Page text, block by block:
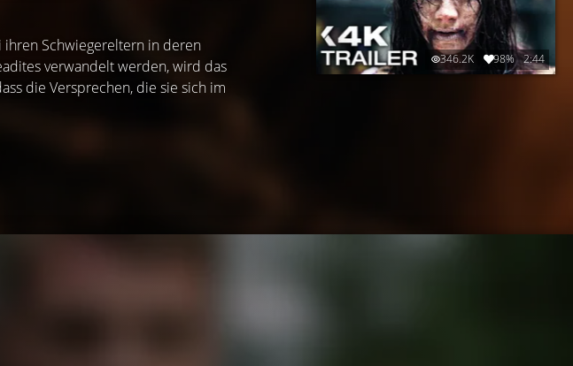
ihren Schwiegereltern in deren
verwandelt werden, wird das
die Versprechen, die sie sich im
346.2K 98% 2:44